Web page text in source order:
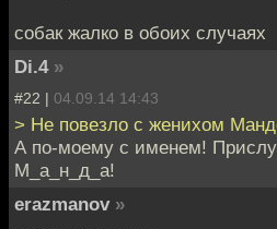
собак жалко в обоих случаях
Di.4 »
#22 | 04.09.14 14:43
> Не повезло с женихом
А по-моему с именем!
М_а_н_д_а!
erazmanov »